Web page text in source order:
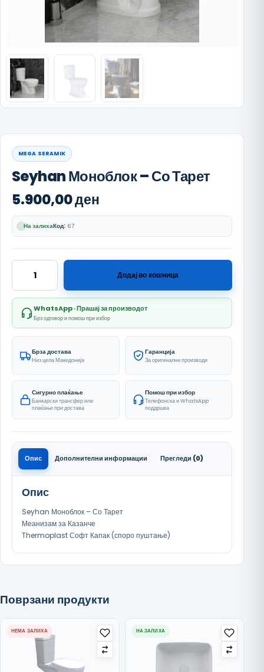
MEGA SERAMIK
Seyhan Моноблок – Со Тарет
5.900,00ден
На залихаКод: 67
Seyhan Моноблок - Со Тарет количина
Додај во кошница
WhatsApp · Прашај за производот
Брз одговор и помош при избор
Брза достава
Низ цела Македонија
Гаранција
За оригинални производи
Сигурно плаќање
Банкарски трансфер или
плаќање при достава
Помош при избор
Телефонска и WhatsApp
поддршка
Опис Дополнителни информации Прегледи (0)
Опис
Seyhan Моноблок – Со Тарет
Меанизам за Казанче
Thermoplast Софт Капак (споро пуштање)
Поврзани продукти
НЕМА ЗАЛИХА НА ЗАЛИХА